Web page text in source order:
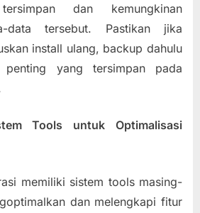
dan kemungkinan
data tersebut. Pastikan jika
install ulang, backup dahulu
penting yang tersimpan pada
Tools untuk Optimalisasi
memiliki sistem tools masing-
dan melengkapi fitur